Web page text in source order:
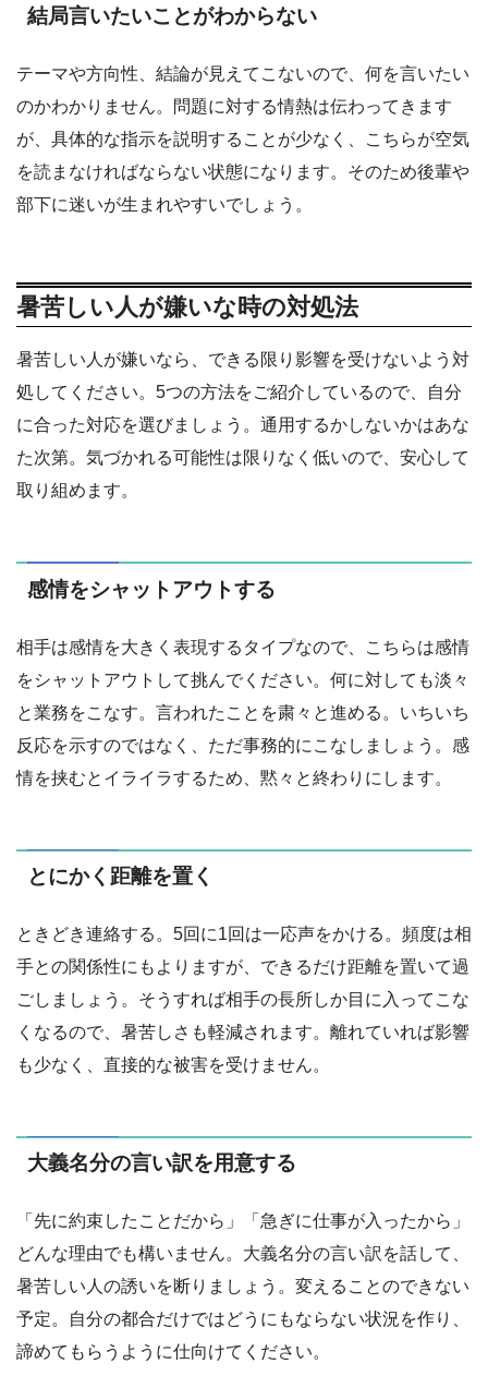
結局言いたいことがわからない
テーマや方向性、結論が見えてこないので、何を言いたい
のかわかりません。問題に対する情熱は伝わってきます
が、具体的な指示を説明することが少なく、こちらが空気
を読まなければならない状態になります。そのため後輩や
部下に迷いが生まれやすいでしょう。
暑苦しい人が嫌いな時の対処法
暑苦しい人が嫌いなら、できる限り影響を受けないよう対
処してください。5つの方法をご紹介しているので、自分
に合った対応を選びましょう。通用するかしないかはあな
た次第。気づかれる可能性は限りなく低いので、安心して
取り組めます。
感情をシャットアウトする
相手は感情を大きく表現するタイプなので、こちらは感情
をシャットアウトして挑んでください。何に対しても淡々
と業務をこなす。言われたことを粛々と進める。いちいち
反応を示すのではなく、ただ事務的にこなしましょう。感
情を挟むとイライラするため、黙々と終わりにします。
とにかく距離を置く
ときどき連絡する。5回に1回は一応声をかける。頻度は相
手との関係性にもよりますが、できるだけ距離を置いて過
ごしましょう。そうすれば相手の長所しか目に入ってこな
くなるので、暑苦しさも軽減されます。離れていれば影響
も少なく、直接的な被害を受けません。
大義名分の言い訳を用意する
「先に約束したことだから」「急ぎに仕事が入ったから」
どんな理由でも構いません。大義名分の言い訳を話して、
暑苦しい人の誘いを断りましょう。変えることのできない
予定。自分の都合だけではどうにもならない状況を作り、
諦めてもらうように仕向けてください。